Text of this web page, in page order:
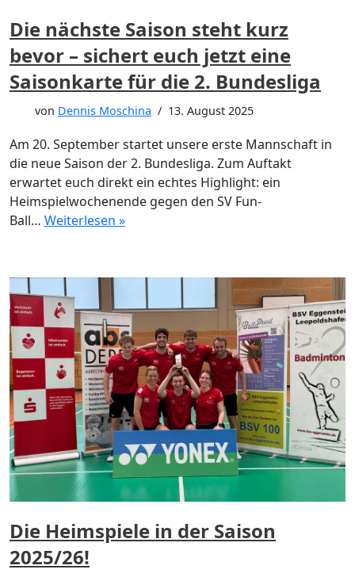
Die nächste Saison steht kurz
bevor – sichert euch jetzt eine
Saisonkarte für die 2. Bundesliga
von Dennis Moschina 13. August 2025
Am 20. September startet unsere erste Mannschaft in
die neue Saison der 2. Bundesliga. Zum Auftakt
erwartet euch direkt ein echtes Highlight: ein
Heimspielwochenende gegen den SV Fun-
Ball… Weiterlesen »
Die Heimspiele in der Saison
2025/26!